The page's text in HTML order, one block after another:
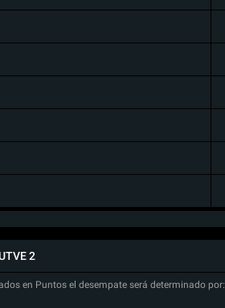
2
en Puntos el desempate será determinado por: